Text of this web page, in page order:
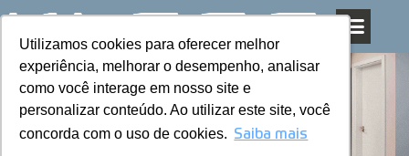
Utilizamos cookies para oferecer melhor
experiência, melhorar o desempenho, analisar
como você interage em nosso site e
personalizar conteúdo. Ao utilizar este site, você
concorda com o uso de cookies. Saiba mais
Utilizamos cookies para oferecer melhor
experiência, melhorar o desempenho, analisar
como você interage em nosso site e
personalizar conteúdo. Ao utilizar este site, você
concorda com o uso de cookies. Saiba mais
Pular
para
o
conteúdo
Blog